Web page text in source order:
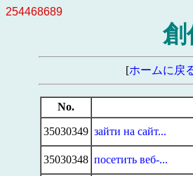
254468689
創
[ホームに戻
No.
35030349 зайти на сайт...
35030348 посетить веб-...